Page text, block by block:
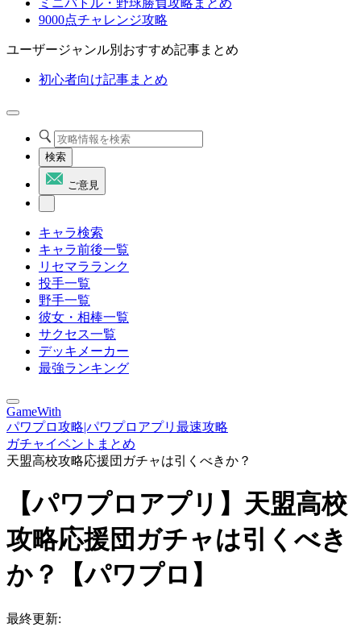
ミニバトル・野球勝負攻略まとめ
9000点チャレンジ攻略
ユーザージャンル別おすすめ記事まとめ
初心者向け記事まとめ
検索
ご意見
キャラ検索
キャラ前後一覧
リセマラランク
投手一覧
野手一覧
彼女・相棒一覧
サクセス一覧
デッキメーカー
最強ランキング
GameWith
パワプロ攻略|パワプロアプリ最速攻略
ガチャイベントまとめ
天盟高校攻略応援団ガチャは引くべきか？
【パワプロアプリ】天盟高校
攻略応援団ガチャは引くべき
か？【パワプロ】
最終更新: